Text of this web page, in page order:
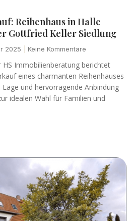
Reihenhaus in Halle
Gottfried Keller Siedlung
2025 Keine Kommentare
HS Immobilienberatung berichtet
eines charmanten Reihenhauses
Lage und hervorragende Anbindung
idealen Wahl für Familien und